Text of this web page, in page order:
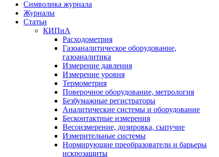
Символика журнала
Журналы
Статьи
КИПиА
Расходометрия
Газоаналитическое оборудование,
газоаналитика
Измерение давления
Измерение уровня
Термометрия
Поверочное оборудование, метрология
Безбумажные регистраторы
Аналитические системы и оборудование
Бесконтактные измерения
Весоизмерение, дозировка, сыпучие
Измерительные системы
Нормирующие преобразователи и барьеры
искрозащиты